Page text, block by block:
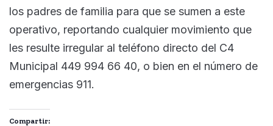
los padres de familia para que se sumen a este
operativo, reportando cualquier movimiento que
les resulte irregular al teléfono directo del C4
Municipal 449 994 66 40, o bien en el número de
emergencias 911.
Compartir: